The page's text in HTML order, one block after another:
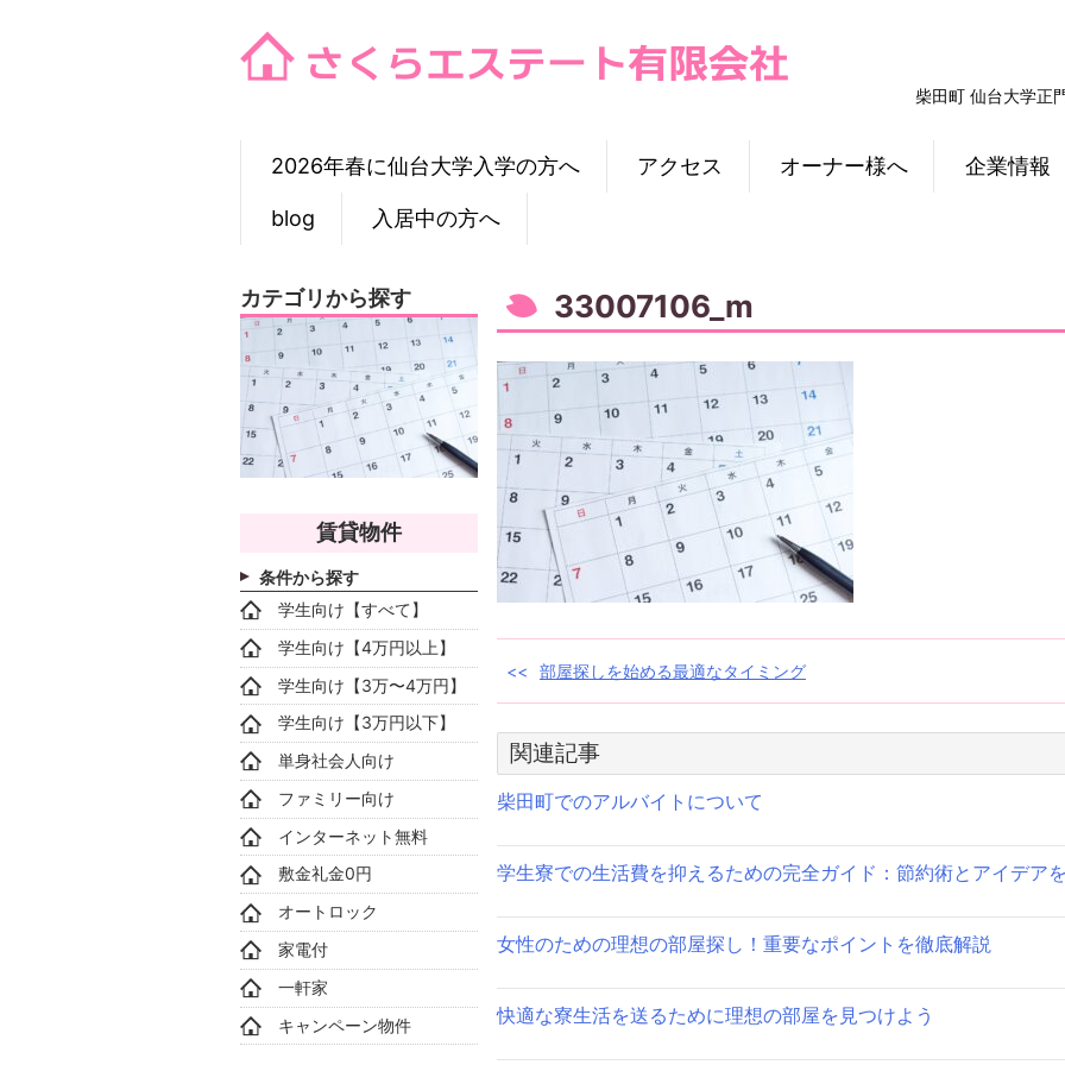
柴田町 仙台大学正
2026年春に仙台大学入学の方へ アクセス オーナー様へ 企業情報
blog 入居中の方へ
33007106_m
投
ナ
ビ
ゲ
ー
シ
ン
部屋探しを始める最適なタイミング
関連記事
柴田町でのアルバイトについて
学生寮での生活費を抑えるための完全ガイド：節約術とアイデア
女性のための理想の部屋探し！重要なポイントを徹底解説
快適な寮生活を送るために理想の部屋を見つけよう
カテゴリから探す
賃貸物件
条件から探す
学生向け【すべて】
学生向け【4万円以上】
学生向け【3万〜4万円】
学生向け【3万円以下】
単身社会人向け
ファミリー向け
インターネット無料
敷金礼金0円
オートロック
家電付
一軒家
キャンペーン物件